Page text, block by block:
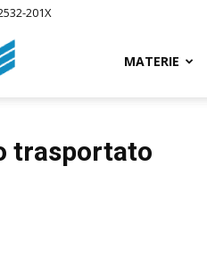
201X
GiuriCivile.it MATERIE
trasportato